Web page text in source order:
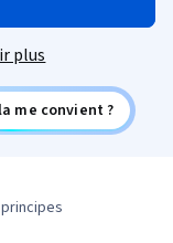
plus
me convient ?